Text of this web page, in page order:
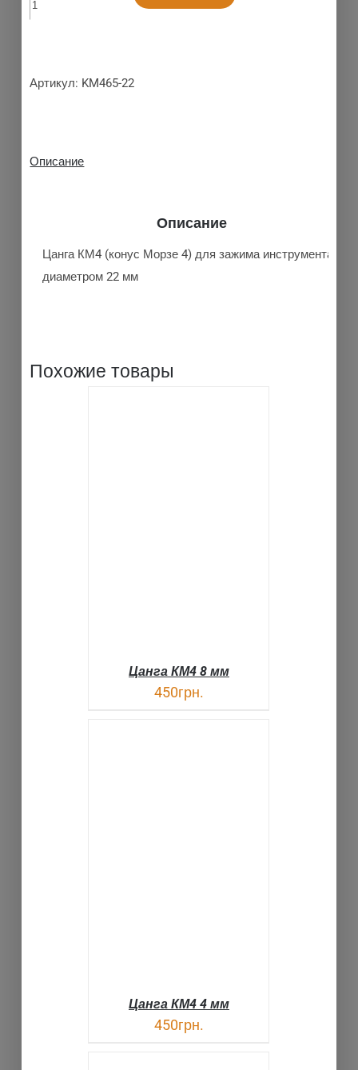
Артикул: KM465-22
Описание
Описание
Цанга КМ4 (конус Морзе 4) для зажима инструмента
диаметром 22 мм
Похожие товары
Цанга КМ4 8 мм
450грн.
Цанга КМ4 4 мм
450грн.